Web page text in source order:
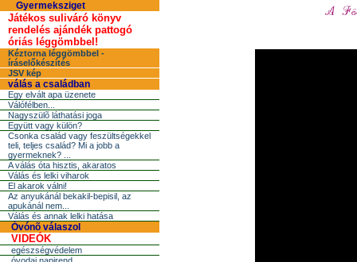
Gyermeksziget
Játékos suliváró könyv
rendelés ajándék pattogó
óriás léggömbbel!
Kéztorna léggömbbel -
íráselőkészítés
JSV kép
válás a családban
Egy elvált apa üzenete
Válófélben...
Nagyszülõ láthatási joga
Együtt vagy külön?
Csonka család vagy feszültségekkel
teli, teljes család? Mi a jobb a
gyermeknek? ...
A válás óta hisztis, akaratos
Válás és lelki viharok
El akarok válni!
Az anyukánál bekakil-bepisil, az
apukánál nem...
Válás és annak lelki hatása
Óvónõ válaszol
VIDEÓK
egészségvédelem